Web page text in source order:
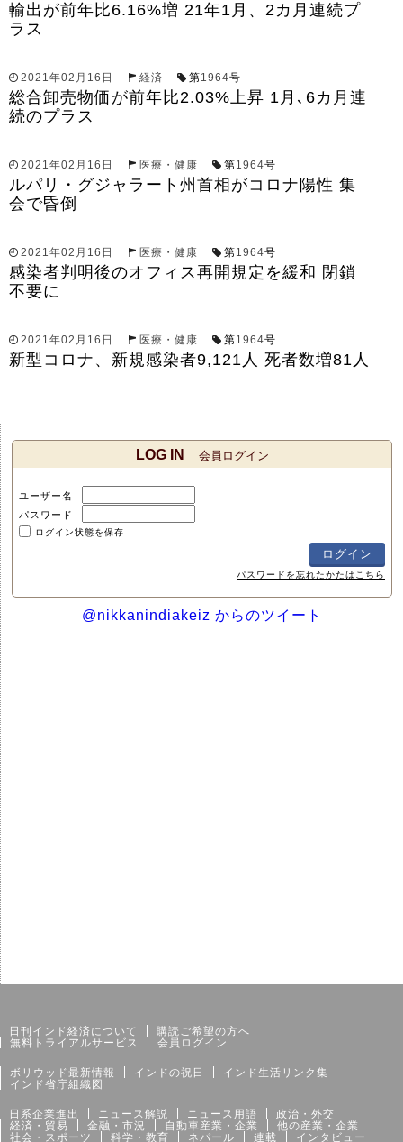
輸出が前年比6.16%増 21年1月、2カ月連続プ
ラス
2021年02月16日 経済 第1964号
総合卸売物価が前年比2.03%上昇 1月､6カ月連
続のプラス
2021年02月16日 医療・健康 第1964号
ルパリ・グジャラート州首相がコロナ陽性 集
会で昏倒
2021年02月16日 医療・健康 第1964号
感染者判明後のオフィス再開規定を緩和 閉鎖
不要に
2021年02月16日 医療・健康 第1964号
新型コロナ、新規感染者9,121人 死者数増81人
LOG IN 会員ログイン
ユーザー名
パスワード
ログイン状態を保存
パスワードを忘れたかたはこちら
@nikkanindiakeiz からのツイート
日刊インド経済について
購読ご希望の方へ
無料トライアルサービス
会員ログイン
ボリウッド最新情報 インドの祝日
インド生活リンク集
インド省庁組織図
日系企業進出 ニュース解説 ニュース用語
政治・外交
経済・貿易
金融・市況 自動車産業・企業
他の産業・企業
社会・スポーツ
科学・教育 ネパール 連載 インタビュー